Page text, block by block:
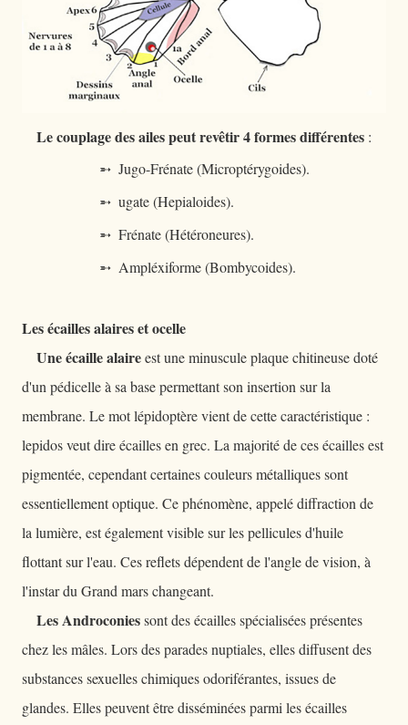
Le couplage des ailes peut revêtir 4 formes différentes :
➵ Jugo-Frénate (Microptérygoides).
➵ ugate (Hepialoides).
➵ Frénate (Hétéroneures).
➵ Ampléxiforme (Bombycoides).
Les écailles alaires et ocelle
Une écaille alaireest une minuscule plaque chitineuse doté
d'un pédicelle à sa base permettant son insertion sur la
membrane. Le mot lépidoptère vient de cette caractéristique :
lepidos veut dire écailles en grec. La majorité de ces écailles est
pigmentée, cependant certaines couleurs métalliques sont
essentiellement optique. Ce phénomène, appelé diffraction de
la lumière, est également visible sur les pellicules d'huile
flottant sur l'eau. Ces reflets dépendent de l'angle de vision, à
l'instar du Grand mars changeant.
Les Androconiessont des écailles spécialisées présentes
chez les mâles. Lors des parades nuptiales, elles diffusent des
substances sexuelles chimiques odoriférantes, issues de
glandes. Elles peuvent être disséminées parmi les écailles